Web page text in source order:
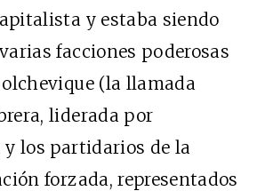
y estaba siendo
facciones poderosas
(la llamada
liderada por
y los partidarios de la
forzada, representados